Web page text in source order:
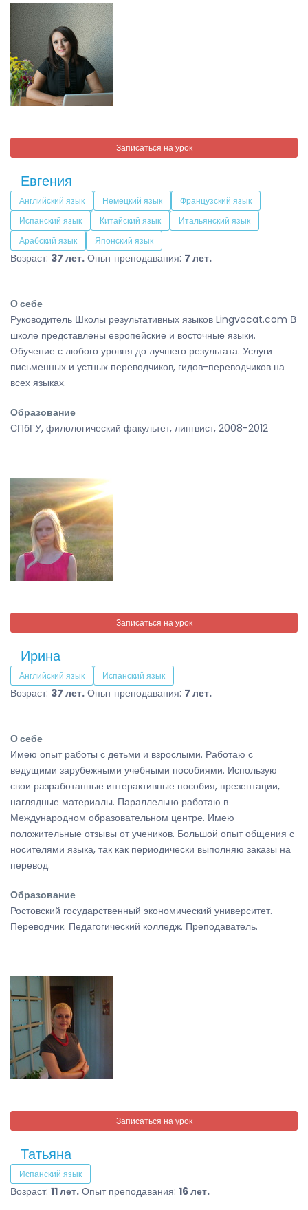
Записаться на урок
Евгения
Английский язык Немецкий язык
Французский язык
Испанский язык
Китайский язык
Итальянский язык
Арабский язык
Японский язык
Возраст: 37 лет. Опыт преподавания: 7 лет.
О себе
Руководитель Школы результативных языков Lingvocat.com В
школе представлены европейские и восточные языки.
Обучение с любого уровня до лучшего результата. Услуги
письменных и устных переводчиков, гидов-переводчиков на
всех языках.
Образование
СПбГУ, филологический факультет, лингвист, 2008-2012
Записаться на урок
Ирина
Английский язык Испанский язык
Возраст: 37 лет. Опыт преподавания: 7 лет.
О себе
Имею опыт работы с детьми и взрослыми. Работаю с
ведущими зарубежными учебными пособиями. Использую
свои разработанные интерактивные пособия, презентации,
наглядные материалы. Параллельно работаю в
Международном образовательном центре. Имею
положительные отзывы от учеников. Большой опыт общения с
носителями языка, так как периодически выполняю заказы на
перевод.
Образование
Ростовский государственный экономический университет.
Переводчик. Педагогический колледж. Преподаватель.
Записаться на урок
Татьяна
Испанский язык
Возраст: 11 лет. Опыт преподавания: 16 лет.